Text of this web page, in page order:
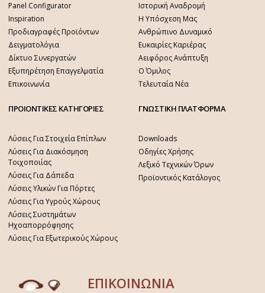
Panel Configurator
Inspiration
Προδιαγραφές Προϊόντων
Δειγματολόγια
Δίκτυο Συνεργατών
Εξυπηρέτηση Επαγγελματία
Επικοινωνία
Ιστορική Αναδρομή
Η Υπόσχεση Μας
Ανθρώπινο Δυναμικό
Ευκαιρίες Καριέρας
Αειφόρος Ανάπτυξη
Ο Όμιλος
Τελευταία Νέα
ΠΡΟΙΟΝΤΙΚΕΣ ΚΑΤΗΓΟΡΙΕΣ
Λύσεις Για Στοιχεία Επίπλων
Λύσεις Για Διακόσμηση
Τοιχοποιίας
Λύσεις Για Δάπεδα
Λύσεις Υλικών Για Πόρτες
Λύσεις Για Υγρούς Χώρους
Λύσεις Συστημάτων
Ηχοαπορρόφησης
Λύσεις Για Εξωτερικούς Χώρους
ΓΝΩΣΤΙΚΗ ΠΛΑΤΦΟΡΜΑ
Downloads
Οδηγίες Χρήσης
Λεξικό Τεχνικών Όρων
Προϊοντικός Κατάλογος
ΕΠΙΚΟΙΝΩΝΙΑ